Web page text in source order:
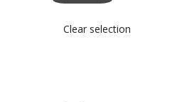
Clear selection